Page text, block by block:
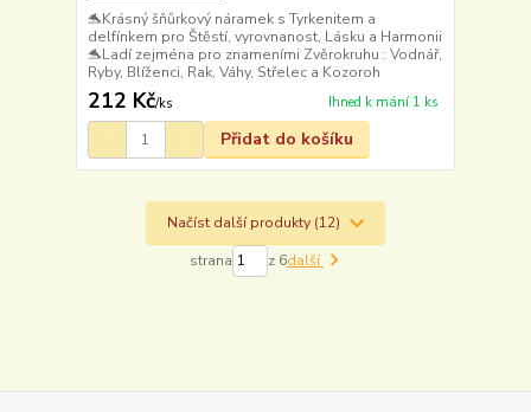
🐬Krásný šňůrkový náramek s Tyrkenitem a
delfínkem pro Štěstí, vyrovnanost, Lásku a Harmonii
🐬Ladí zejména pro znameními Zvěrokruhu : Vodnář,
Ryby, Blíženci, Rak, Váhy, Střelec a Kozoroh
212 Kč/ks Ihned k mání 1 ks
Přidat do košíku
Načíst další produkty (12)
strana z 6další